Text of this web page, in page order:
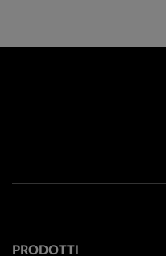
PRODOTTI